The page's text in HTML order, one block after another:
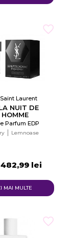
Laurent
NUIT DE
Parfum EDP
Lemnoase
482,99 lei
MAI MULTE